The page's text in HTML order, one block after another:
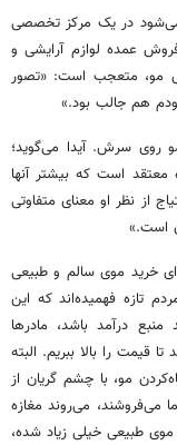
روانشناسی است و ١٠سالی می‌شود در یک مرکز تخصصی
عمده لوازم آرایشی و
مو، متعجب است: «تصور
هم جالب بود.»
روی سرش. آیدا می‌گوید؛
معتقد است که بیشتر آنها
از نظر او معنای متفاوتی
است.»
خرید موی سالم و طبیعی
تازه فهمیده‌اند که این
درآمد باشد، مادرها
قیمت را بالا ببریم. البته
مو، با چشم گریان از
می‌فروشند، می‌روند مغازه
موی طبیعی خیلی زیاد شده،